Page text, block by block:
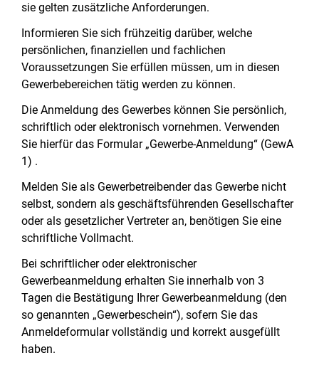
sie gelten zusätzliche Anforderungen.
Informieren Sie sich frühzeitig darüber, welche
persönlichen, finanziellen und fachlichen
Voraussetzungen Sie erfüllen müssen, um in diesen
Gewerbebereichen tätig werden zu können.
Die Anmeldung des Gewerbes können Sie persönlich,
schriftlich oder elektronisch vornehmen. Verwenden
Sie hierfür das Formular „Gewerbe-Anmeldung“ (GewA
1) .
Melden Sie als Gewerbetreibender das Gewerbe nicht
selbst, sondern als geschäftsführenden Gesellschafter
oder als gesetzlicher Vertreter an, benötigen Sie eine
schriftliche Vollmacht.
Bei schriftlicher oder elektronischer
Gewerbeanmeldung erhalten Sie innerhalb von 3
Tagen die Bestätigung Ihrer Gewerbeanmeldung (den
so genannten „Gewerbeschein“), sofern Sie das
Anmeldeformular vollständig und korrekt ausgefüllt
haben.